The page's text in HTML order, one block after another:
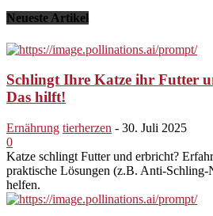
Neueste Artikel
Schlingt Ihre Katze ihr Futter
Das hilft!
Ernährung tierherzen - 30. Juli 2025
0
Katze schlingt Futter und erbricht?
praktische Lösungen (z.B. Anti-Schling-
helfen.